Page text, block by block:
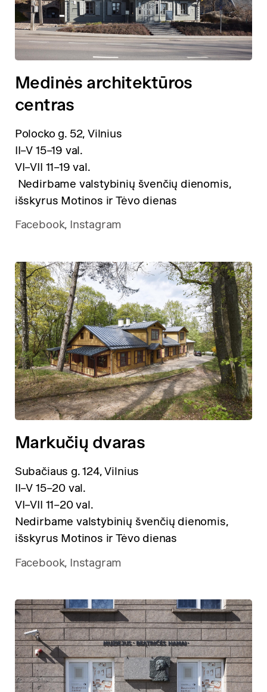
Medinės architektūros
centras
Polocko g. 52, Vilnius
II–V 15–19 val.
VI–VII 11–19 val.
Nedirbame valstybinių švenčių dienomis,
išskyrus Motinos ir Tėvo dienas
Facebook, Instagram
Markučių dvaras
Subačiaus g. 124, Vilnius
II–V 15–20 val.
VI–VII 11–20 val.
Nedirbame valstybinių švenčių dienomis,
išskyrus Motinos ir Tėvo dienas
Facebook, Instagram